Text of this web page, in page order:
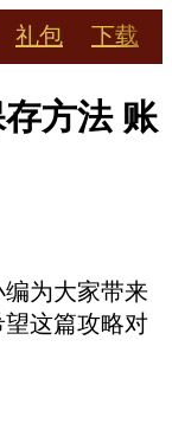
礼包 下载
方法 账
为大家带来
这篇攻略对